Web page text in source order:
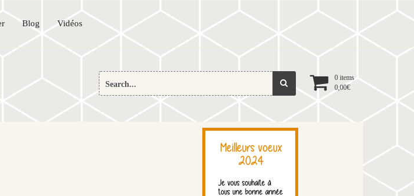
Blog Vidéos
0 items
0,00€
Search
for: